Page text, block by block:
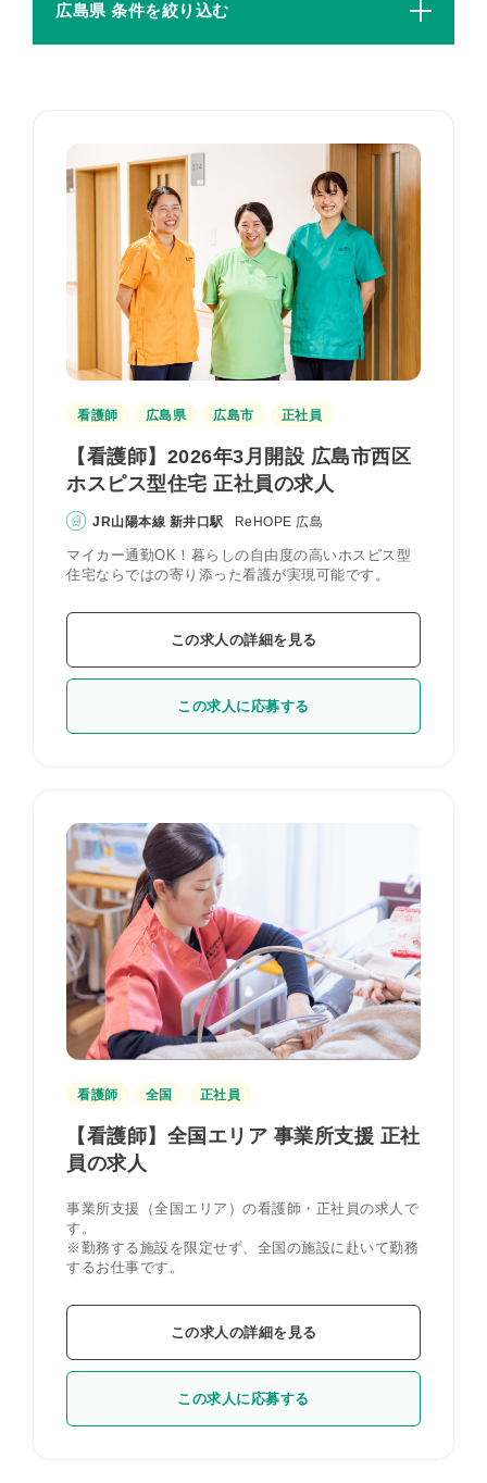
広島県 条件を絞り込む
看護師 広島県 広島市 正社員
【看護師】2026年3月開設 広島市西区
ホスピス型住宅 正社員の求人
JR山陽本線 新井口駅 ReHOPE 広島
マイカー通勤OK！暮らしの自由度の高いホスピス型
住宅ならではの寄り添った看護が実現可能です。
この求人の詳細を見る
この求人に応募する
看護師 全国 正社員
【看護師】全国エリア 事業所支援 正社
員の求人
事業所支援（全国エリア）の看護師・正社員の求人で
す。
※勤務する施設を限定せず、全国の施設に赴いて勤務
するお仕事です。
この求人の詳細を見る
この求人に応募する